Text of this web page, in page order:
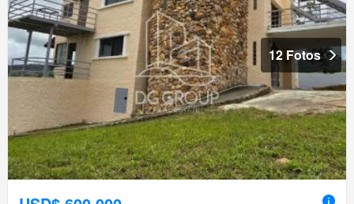
12 Fotos